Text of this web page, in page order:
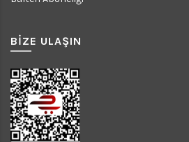
BİZE ULAŞIN